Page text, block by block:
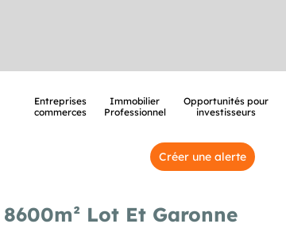
Entreprises
commerces
Immobilier
Professionnel
Opportunités pour
investisseurs
Créer une alerte
Lot Et Garonne